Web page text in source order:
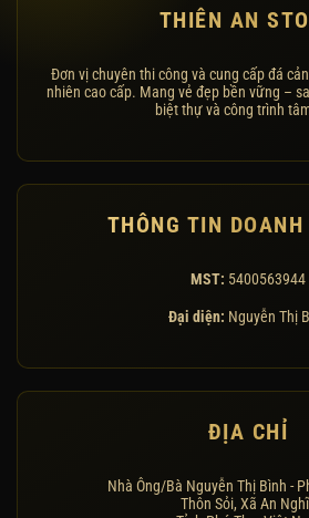
THIÊN AN
Đơn vị chuyên thi công và cung cấp đá
nhiên cao cấp. Mang vẻ đẹp bền vững –
biệt thự và công trình
THÔNG TIN DOANH
MST: 5400563944
Đại diện: Nguyễn Thị
ĐỊA CHỈ
Nhà Ông/Bà Nguyễn Thị Bình -
Thôn Sỏi, Xã An